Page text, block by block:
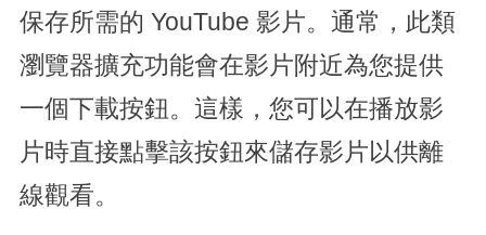
保存所需的 YouTube 影片。通常，此類
瀏覽器擴充功能會在影片附近為您提供
一個下載按鈕。這樣，您可以在播放影
片時直接點擊該按鈕來儲存影片以供離
線觀看。